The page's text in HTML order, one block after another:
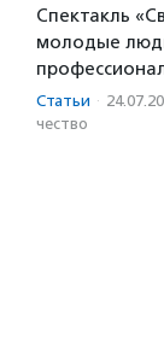
Спектакль
молодые
Статьи ·
чест­во